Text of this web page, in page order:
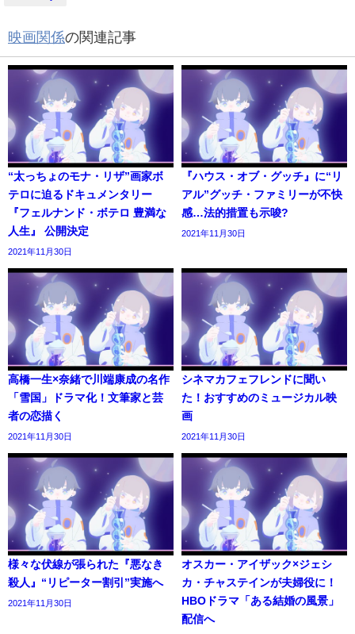
映画関係の関連記事
“太っちょのモナ・リザ”画家ボ
テロに迫るドキュメンタリー
『フェルナンド・ボテロ 豊満な
人生』 公開決定
2021年11月30日
『ハウス・オブ・グッチ』に“リ
アル”グッチ・ファミリーが不快
感…法的措置も示唆?
2021年11月30日
高橋一生×奈緒で川端康成の名作
「雪国」ドラマ化！文筆家と芸
者の恋描く
2021年11月30日
シネマカフェフレンドに聞い
た！おすすめのミュージカル映
画
2021年11月30日
様々な伏線が張られた『悪なき
殺人』“リピーター割引”実施へ
2021年11月30日
オスカー・アイザック×ジェシ
カ・チャステインが夫婦役に！
HBOドラマ「ある結婚の風景」
配信へ